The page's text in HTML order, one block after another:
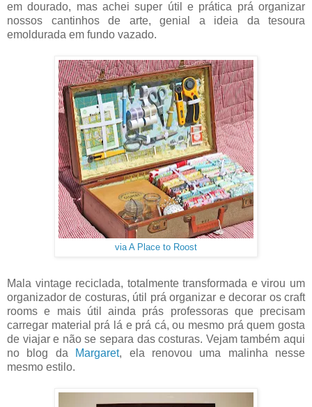
em dourado, mas achei super útil e prática prá organizar
nossos cantinhos de arte, genial a ideia da tesoura
emoldurada em fundo vazado.
via A Place to Roost
Mala vintage reciclada, totalmente transformada e virou um
organizador de costuras, útil prá organizar e decorar os craft
rooms e mais útil ainda prás professoras que precisam
carregar material prá lá e prá cá, ou mesmo prá quem gosta
de viajar e não se separa das costuras. Vejam também aqui
no blog da
Margaret, ela renovou uma malinha nesse
mesmo estilo.